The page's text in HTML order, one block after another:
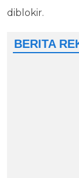
diblokir.